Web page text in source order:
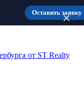
Оставить заявку